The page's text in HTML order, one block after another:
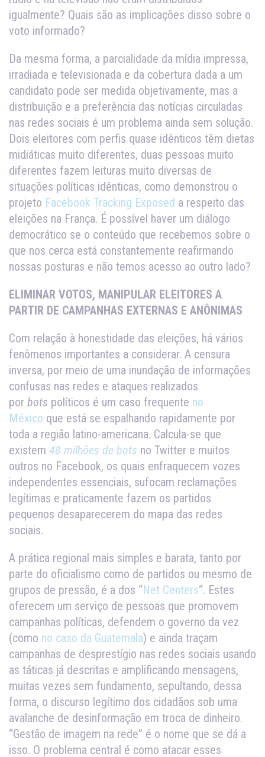
igualmente? Quais são as implicações disso sobre o
voto informado?
Da mesma forma, a parcialidade da mídia impressa,
irradiada e televisionada e da cobertura dada a um
candidato pode ser medida objetivamente, mas a
distribuição e a preferência das notícias circuladas
nas redes sociais é um problema ainda sem solução.
Dois eleitores com perfis quase idênticos têm dietas
midiáticas muito diferentes, duas pessoas muito
diferentes fazem leituras muito diversas de
situações políticas idênticas, como demonstrou o
projeto Facebook Tracking Exposed a respeito das
eleições na França. É possível haver um diálogo
democrático se o conteúdo que recebemos sobre o
que nos cerca está constantemente reafirmando
nossas posturas e não temos acesso ao outro lado?
ELIMINAR VOTOS, MANIPULAR ELEITORES A
PARTIR DE CAMPANHAS EXTERNAS E ANÔNIMAS
Com relação à honestidade das eleições, há vários
fenômenos importantes a considerar. A censura
inversa, por meio de uma inundação de informações
confusas nas redes e ataques realizados
por bots políticos é um caso frequente no
México que está se espalhando rapidamente por
toda a região latino-americana. Calcula-se que
existem 48 milhões de bots no Twitter e muitos
outros no Facebook, os quais enfraquecem vozes
independentes essenciais, sufocam reclamações
legítimas e praticamente fazem os partidos
pequenos desaparecerem do mapa das redes
sociais.
A prática regional mais simples e barata, tanto por
parte do oficialismo como de partidos ou mesmo de
grupos de pressão, é a dos “Net Centers“. Estes
oferecem um serviço de pessoas que promovem
campanhas políticas, defendem o governo da vez
(como no caso da Guatemala) e ainda traçam
campanhas de desprestígio nas redes sociais usando
as táticas já descritas e amplificando mensagens,
muitas vezes sem fundamento, sepultando, dessa
forma, o discurso legítimo dos cidadãos sob uma
avalanche de desinformação em troca de dinheiro.
“Gestão de imagem na rede” é o nome que se dá a
isso. O problema central é como atacar esses